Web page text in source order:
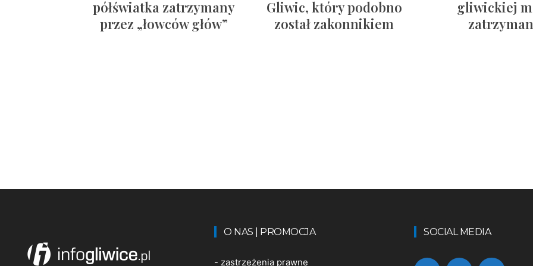
półświatka zatrzymany
przez „łowców głów”
Gliwic, który podobno
został zakonnikiem
gliwickiej
O NAS | PROMOCJA
- zastrzeżenia prawne
SOCIAL MEDIA